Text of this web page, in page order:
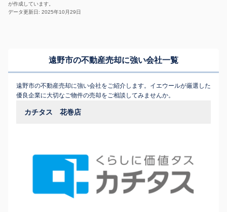
が作成しています。
データ更新日: 2025年10月29日
遠野市の不動産売却に強い会社一覧
遠野市の不動産売却に強い会社をご紹介します。イエウールが厳選した
優良企業に大切なご物件の売却をご相談してみませんか。
カチタス 花巻店